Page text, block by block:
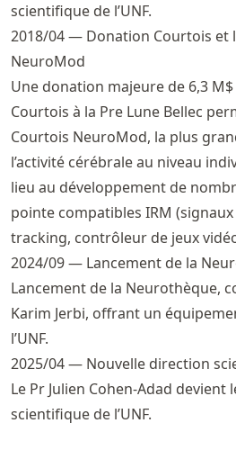
scientifique de l’UNF.
2018/04 — Donation Courtois et
NeuroMod
Une donation majeure de 6,3
Courtois à la Pre Lune Bellec
Courtois NeuroMod, la plus
l’activité cérébrale au niveau
lieu au développement de
pointe compatibles IRM
tracking, contrôleur de jeux
2024/09 — Lancement de la
Lancement de la Neurothèque,
Karim Jerbi, offrant un
l’UNF.
2025/04 — Nouvelle direction
Le Pr Julien Cohen-Adad
scientifique de l’UNF.